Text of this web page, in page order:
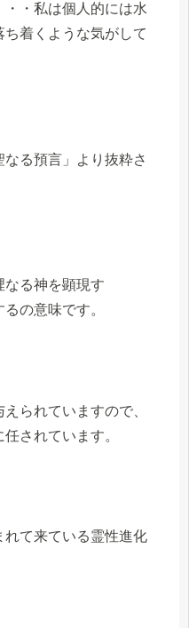
・・私は個人的には水
着くような気がして
る預言」より抜粋さ
なる神を顕現す
の意味です。
られていますので、
されています。
れて来ている霊性進化